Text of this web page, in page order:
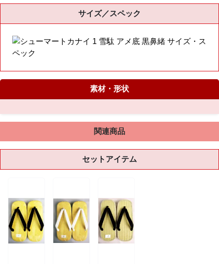
サイズ／スペック
素材・形状
関連商品
セットアイテム